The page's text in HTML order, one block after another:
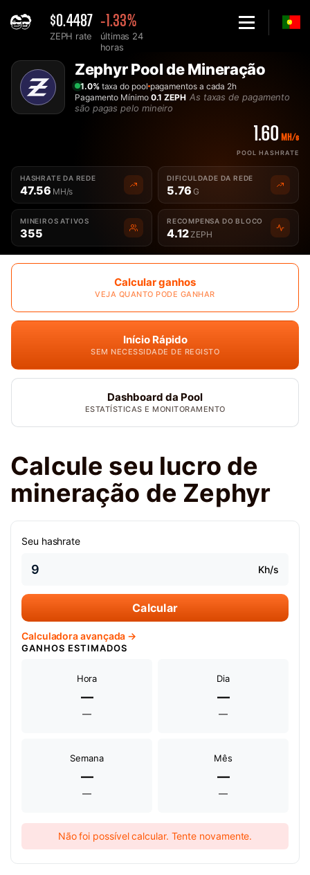
$0.4487
ZEPH rate
-1.33%
últimas 24
horas
Home
A Melhor Pool de Mineração de Zephyr ZEPH - 2Miners
Zephyr Pool de Mineração
1.0%taxa do pool pagamentos a cada 2h
Pagamento Mínimo 0.1 ZEPH As taxas de pagamento
são pagas pelo mineiro
1.60 MH/s
POOL HASHRATE
HASHRATE DA REDE
47.56 MH/s
DIFICULDADE DA REDE
5.76 G
MINEIROS ATIVOS
355
RECOMPENSA DO BLOCO
4.12ZEPH
Calcular ganhos
VEJA QUANTO PODE GANHAR
Início Rápido
SEM NECESSIDADE DE REGISTO
Dashboard da Pool
ESTATÍSTICAS E MONITORAMENTO
Calcule seu lucro de
mineração de Zephyr
Seu hashrate
Kh/s
Calcular
Calculadora avançada →
GANHOS ESTIMADOS
Hora
—
—
Dia
—
—
Semana
—
—
Mês
—
—
Não foi possível calcular. Tente novamente.